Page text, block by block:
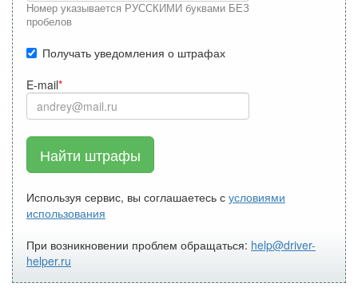
Номер указывается РУССКИМИ буквами БЕЗ
пробелов
Получать уведомления о штрафах
E-mail
Найти штрафы
Используя сервис, вы соглашаетесь с условиями
использования
При возникновении проблем обращаться: help@driver-
helper.ru